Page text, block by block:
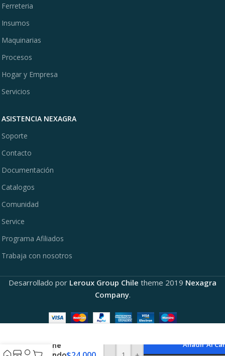
Ferreteria
Insumos
Maquinarias
Procesos
Hogar y Empresa
Servicios
ASISTENCIA NEXAGRA
Soporte
Contacto
Documentación
Catalogos
Comunidad
Service
Programa Afiliados
Trabaja con nosotros
Desarrollado por Leroux Group Chile theme 2019 Nexagra
Company.
Estuche
Añadir Al